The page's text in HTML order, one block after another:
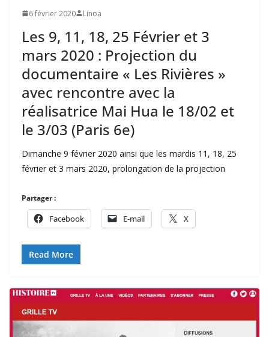
6 février 2020 Linoa
Les 9, 11, 18, 25 Février et 3
mars 2020 : Projection du
documentaire « Les Rivières »
avec rencontre avec la
réalisatrice Mai Hua le 18/02 et
le 3/03 (Paris 6e)
Dimanche 9 février 2020 ainsi que les mardis 11, 18, 25
février et 3 mars 2020, prolongation de la projection
Partager :
Facebook E-mail X
Read More